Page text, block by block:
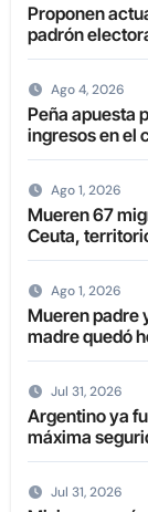
Proponen
padrón
en el
Ago 4, 2026
Peña apuesta
ingresos en el
de la
Ago 1, 2026
Mueren 67
Ceuta,
Ago 1, 2026
Mueren padre
madre quedó
Jul 31, 2026
Argentino ya
máxima
Jul 31, 2026